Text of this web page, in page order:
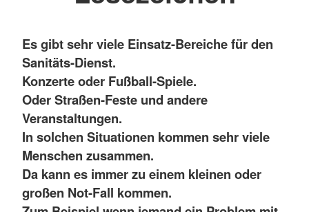
Es gibt sehr viele Einsatz-Bereiche für den
Sanitäts-Dienst.
Konzerte oder Fußball-Spiele.
Oder Straßen-Feste und andere
Veranstaltungen.
In solchen Situationen kommen sehr viele
Menschen zusammen.
Da kann es immer zu einem kleinen oder
großen Not-Fall kommen.